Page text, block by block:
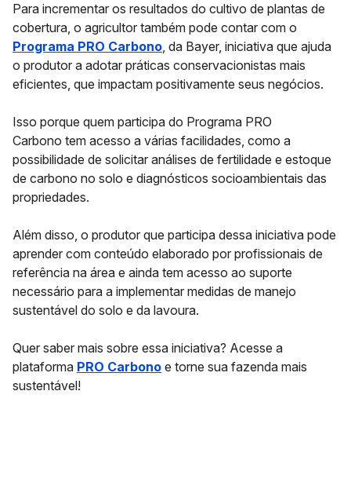
Para incrementar os resultados do cultivo de plantas de
cobertura, o agricultor também pode contar com o
Programa PRO Carbono, da Bayer, iniciativa que ajuda
o produtor a adotar práticas conservacionistas mais
eficientes, que impactam positivamente seus negócios.
Isso porque quem participa do Programa PRO
Carbono tem acesso a várias facilidades, como a
possibilidade de solicitar análises de fertilidade e estoque
de carbono no solo e diagnósticos socioambientais das
propriedades.
Além disso, o produtor que participa dessa iniciativa pode
aprender com conteúdo elaborado por profissionais de
referência na área e ainda tem acesso ao suporte
necessário para a implementar medidas de manejo
sustentável do solo e da lavoura.
Quer saber mais sobre essa iniciativa? Acesse a
plataforma PRO Carbono e torne sua fazenda mais
sustentável!